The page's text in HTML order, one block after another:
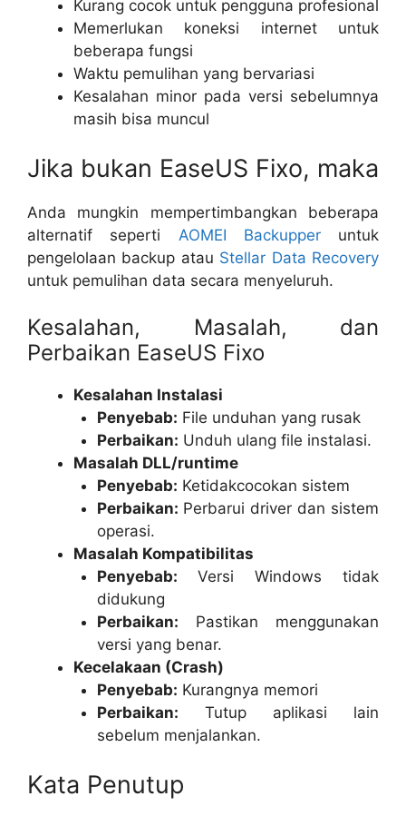
Kurang cocok untuk pengguna profesional
Memerlukan koneksi internet untuk
beberapa fungsi
Waktu pemulihan yang bervariasi
Kesalahan minor pada versi sebelumnya
masih bisa muncul
Jika bukan EaseUS Fixo, maka
Anda mungkin mempertimbangkan beberapa
alternatif seperti AOMEI Backupperuntuk
pengelolaan backup atau Stellar Data Recovery
untuk pemulihan data secara menyeluruh.
Kesalahan, Masalah, dan
Perbaikan EaseUS Fixo
Kesalahan Instalasi
Penyebab: File unduhan yang rusak
Perbaikan: Unduh ulang file instalasi.
Masalah DLL/runtime
Penyebab: Ketidakcocokan sistem
Perbaikan: Perbarui driver dan sistem
operasi.
Masalah Kompatibilitas
Penyebab: Versi Windows tidak
didukung
Perbaikan: Pastikan menggunakan
versi yang benar.
Kecelakaan (Crash)
Penyebab: Kurangnya memori
Perbaikan: Tutup aplikasi lain
sebelum menjalankan.
Kata Penutup